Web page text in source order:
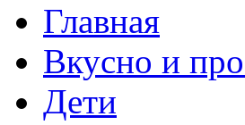
Главная
Вкусно и
Дети